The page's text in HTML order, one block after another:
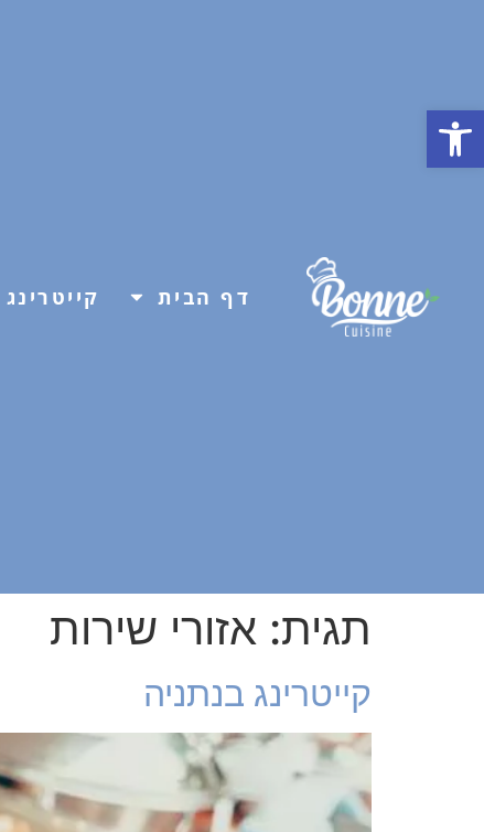
פתח סרגל נגישות
דף הבית
תגית: אזורי שירות
קייטרינג בנתניה